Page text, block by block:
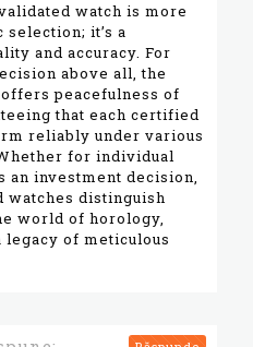
watch is more
selection; it’s a
and accuracy. For
above all, the
offers peacefulness of
that each certified
reliably under various
for individual
an investment decision,
watches distinguish
world of horology,
legacy of meticulous